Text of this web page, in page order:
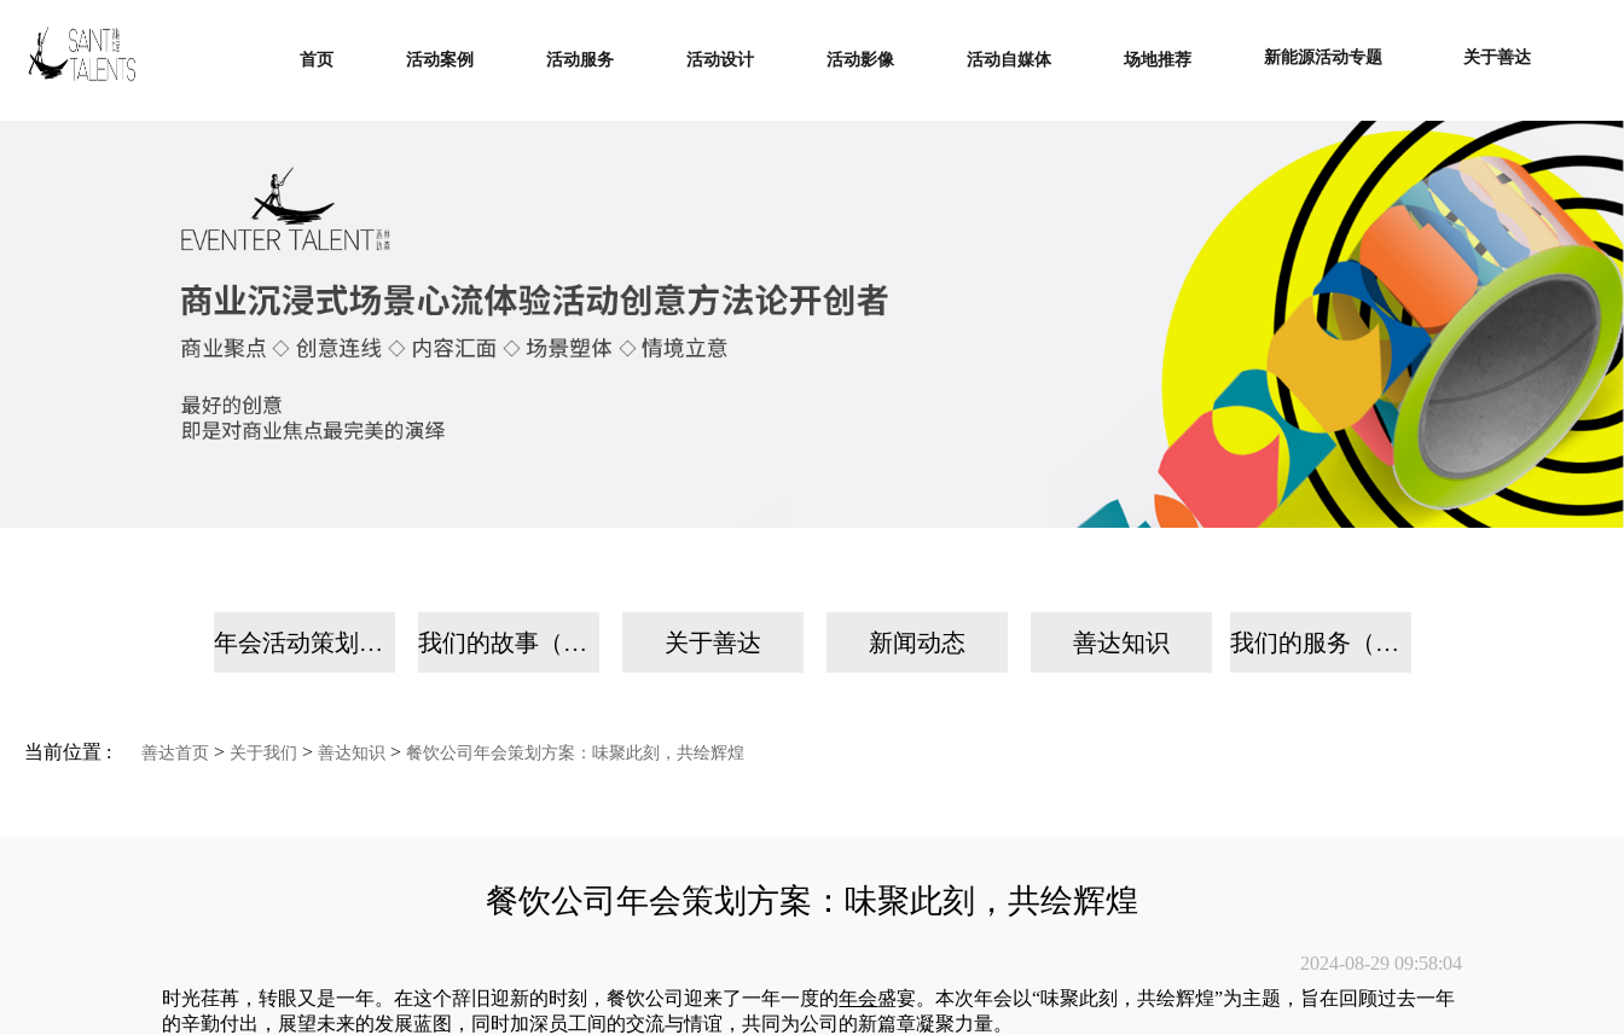
首页 活动案例 活动服务 活动设计 活动影像 活动自媒体 场地推荐 新能源活动专题 关于善达
年会活动策划公司 我们的故事（手机） 关于善达 新闻动态 善达知识 我们的服务（手机）
当前位置 : 善达首页 > 关于我们 > 善达知识 > 餐饮公司年会策划方案：味聚此刻，共绘辉煌
餐饮公司年会策划方案：味聚此刻，共绘辉煌
2024-08-29 09:58:04
时光荏苒，转眼又是一年。在这个辞旧迎新的时刻，餐饮公司迎来了一年一度的年会盛宴。本次年会以“味聚此刻，共绘辉煌”为主题，旨在回顾过去一年
的辛勤付出，展望未来的发展蓝图，同时加深员工间的交流与情谊，共同为公司的新篇章凝聚力量。